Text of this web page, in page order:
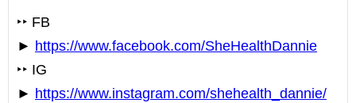
‣‣ FB
► https://www.facebook.com/SheHealthDannie
‣‣ IG
► https://www.instagram.com/shehealth_dannie/